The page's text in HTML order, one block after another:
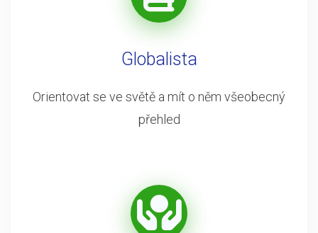
Globalista
Orientovat se ve světě a mít o něm všeobecný
přehled